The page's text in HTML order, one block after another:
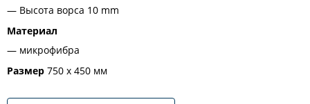
Высота ворса 10 mm
Материал
микрофибра
Размер 750 х 450 мм